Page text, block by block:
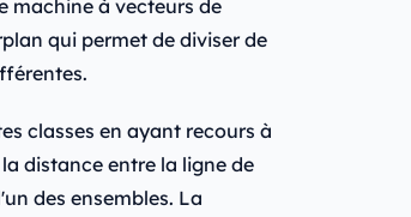
machine à vecteurs de
qui permet de diviser de
classes en ayant recours à
distance entre la ligne de
des ensembles. La